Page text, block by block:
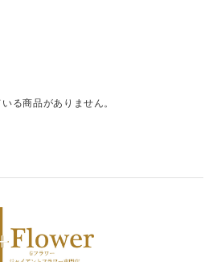
る商品がありません。